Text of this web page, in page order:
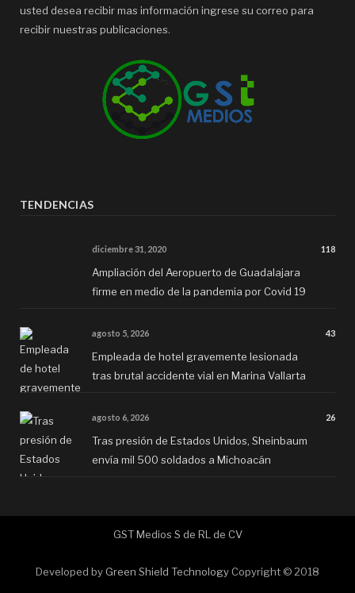
usted desea recibir mas información ingrese su correo para
recibir nuestras publicaciones.
TENDENCIAS
diciembre 31, 2020 118
Ampliación del Aeropuerto de Guadalajara
firme en medio de la pandemia por Covid 19
agosto 5, 2026 43
Empleada de hotel gravemente lesionada
tras brutal accidente vial en Marina Vallarta
agosto 6, 2026 26
Tras presión de Estados Unidos, Sheinbaum
envía mil 500 soldados a Michoacán
GST Medios S de RL de CV
Developed by Green Shield Technology Copyright © 2018